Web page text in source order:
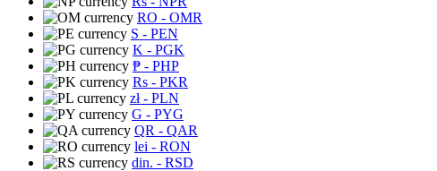
RO - OMR
S - PEN
K - PGK
₱ - PHP
Rs - PKR
zł- PLN
G - PYG
QR - QAR
lei - RON
din. - RSD